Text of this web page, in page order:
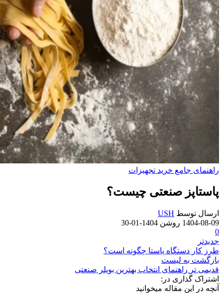
راهنمای جامع خرید تجهیزات
پاستاپز صنعتی چیست؟
ارسال توسط USH
1404-08-09 روشن 1404-01-30
0
جدیدتر
طرز کار دستگاه پاستا چگونه است؟
بازگشت به لیست
قدیمی تر راهنمای انتخاب بهترین بویلر صنعتی
اشتراک گذاری در:
آنچه در این مقاله میخوانید